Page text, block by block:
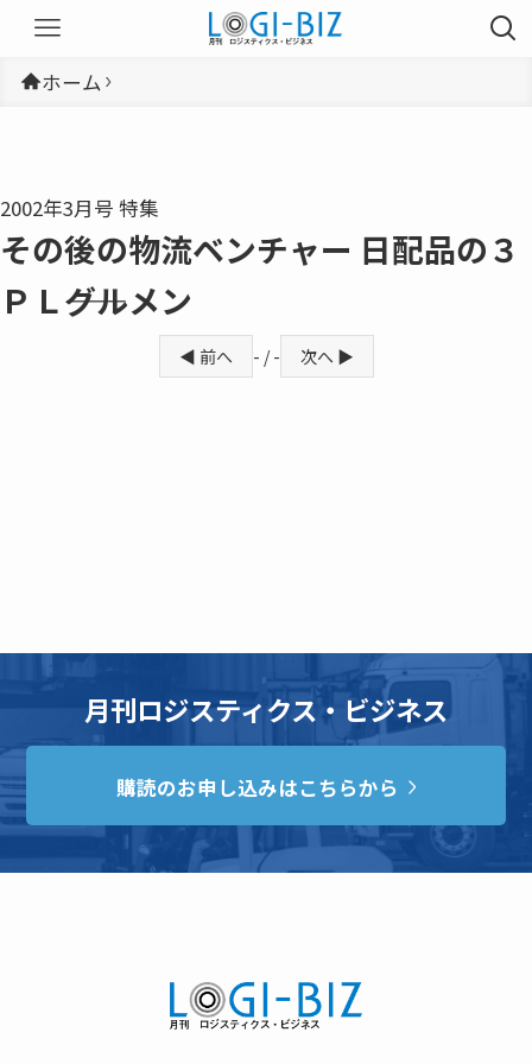
ホーム
2002年3月号 特集
その後の物流ベンチャー 日配品の３
ＰＬ――グルメン
◀ 前へ - / - 次へ ▶
月刊ロジスティクス・ビジネス
購読のお申し込みはこちらから